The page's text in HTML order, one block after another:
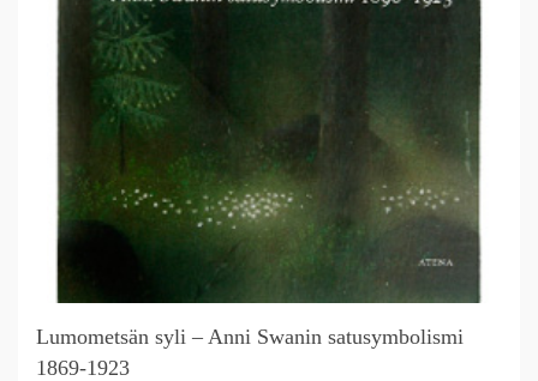
Lumometsän syli – Anni Swanin satusymbolismi
1869-1923